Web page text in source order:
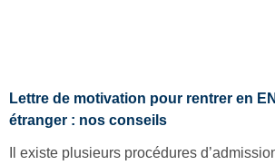
Lettre de motivation pour rentrer en
étranger : nos conseils
Il existe plusieurs procédures